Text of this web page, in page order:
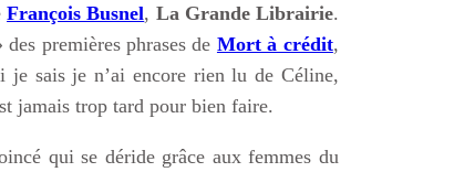
François Busnel, La Grande Librairie.
premières phrases de Mort à crédit,
je sais je n’ai encore rien lu de Céline,
jamais trop tard pour bien faire.
qui se déride grâce aux femmes du